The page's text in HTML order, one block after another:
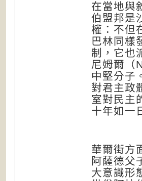
在當地與
伯盟邦是
權：不但
巴林同樣
制，它也
尼姆爾（
中堅分子
對君主政
室對民主
十年如一
華爾街方
阿薩德父
大意識形